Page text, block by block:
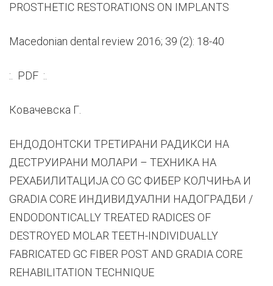
PROSTHETIC RESTORATIONS ON IMPLANTS
Macedonian dental review 2016; 39 (2): 18-40
:. PDF :.
Ковачевска Г.
ЕНДОДОНТСКИ ТРЕТИРАНИ РАДИКСИ НА
ДЕСТРУИРАНИ МОЛАРИ – ТЕХНИКА НА
РЕХАБИЛИТАЦИЈА СО GC ФИБЕР КОЛЧИЊА И
GRADIA CORE ИНДИВИДУАЛНИ НАДОГРАДБИ /
ENDODONTICALLY TREATED RADICES OF
DESTROYED MOLAR TEETH-INDIVIDUALLY
FABRICATED GC FIBER POST AND GRADIA CORE
REHABILITATION TECHNIQUE